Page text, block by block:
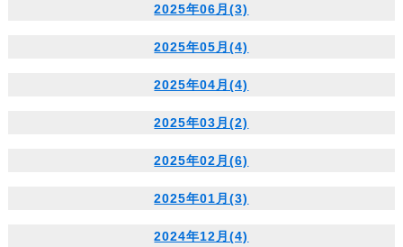
2025年06月(3)
2025年05月(4)
2025年04月(4)
2025年03月(2)
2025年02月(6)
2025年01月(3)
2024年12月(4)